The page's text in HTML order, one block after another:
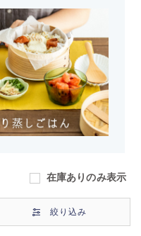
在庫ありのみ表示
絞り込み